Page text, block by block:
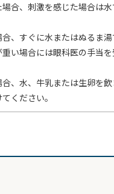
合、刺激を感じた場合は
、すぐに水またはぬるま
重い場合には眼科医の手当
、水、牛乳または生卵を
ください。